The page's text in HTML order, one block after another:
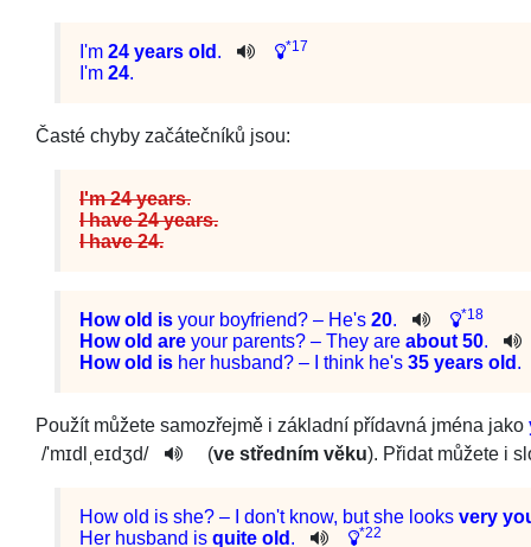
'm 24 years old . *17
I'm 24.
Časté chyby začátečníků jsou:
I'm 24 years.
I have 24 years.
I have 24.
How old is your boyfriend? – He's 20. *18
How old are your parents? – They are about 50.
How old is her husband? – think he's 35 years old .
Použít můžete samozřejmě i základní přídavná jména jako
/'mɪdlˌeɪ­dʒd/ (ve středním věku). Přidat můžete i
How old is she? – don't know, but she looks very
Her husband is quite old . *22